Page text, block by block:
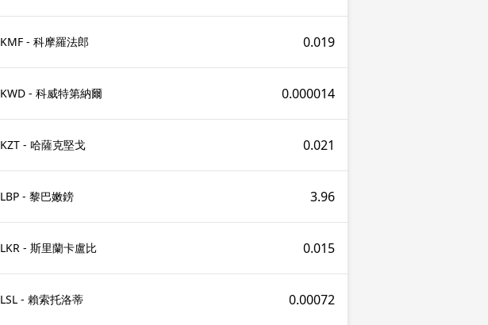
KMF - 科摩羅法郎 0.019
KWD - 科威特第納爾 0.000014
KZT - 哈薩克堅戈 0.021
LBP - 黎巴嫩鎊 3.96
LKR - 斯里蘭卡盧比 0.015
LSL - 賴索托洛蒂 0.00072